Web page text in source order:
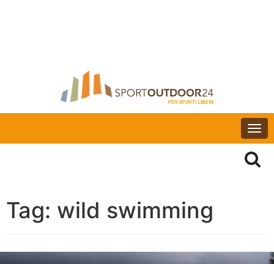
Tag: wild swimming